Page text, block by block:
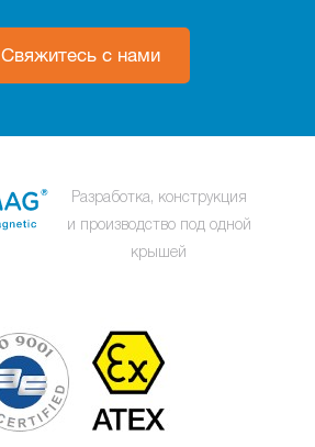
Свяжитесь с нами
Разработка, конструкция
и производство под одной
крышей